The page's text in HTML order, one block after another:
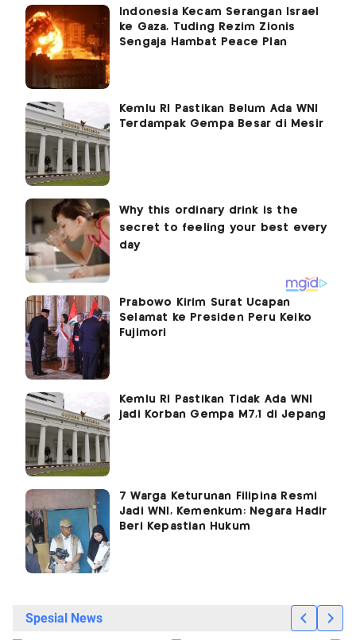
Indonesia Kecam Serangan Israel
ke Gaza, Tuding Rezim Zionis
Sengaja Hambat Peace Plan
Kemlu RI Pastikan Belum Ada WNI
Terdampak Gempa Besar di Mesir
Prabowo Kirim Surat Ucapan
Selamat ke Presiden Peru Keiko
Fujimori
Kemlu RI Pastikan Tidak Ada WNI
jadi Korban Gempa M7,1 di Jepang
7 Warga Keturunan Filipina Resmi
Jadi WNI, Kemenkum: Negara Hadir
Beri Kepastian Hukum